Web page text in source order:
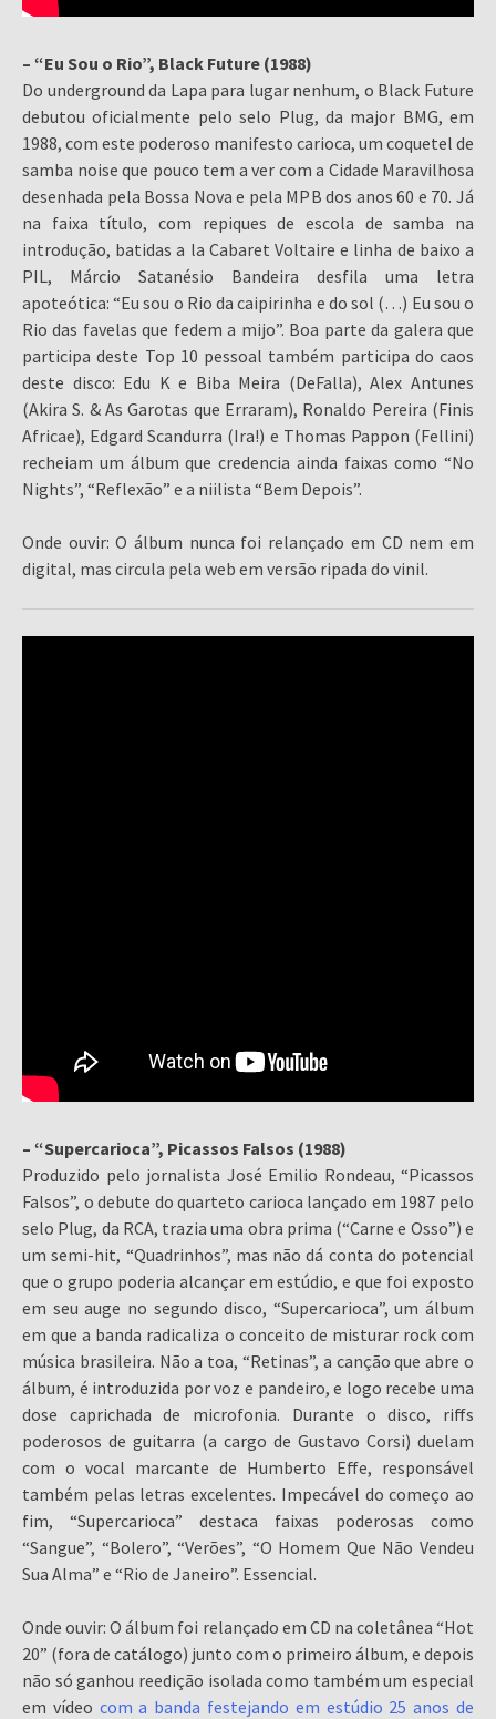
– “Eu Sou o Rio”, Black Future (1988)
Do underground da Lapa para lugar nenhum, o Black Future
debutou oficialmente pelo selo Plug, da major BMG, em
1988, com este poderoso manifesto carioca, um coquetel de
samba noise que pouco tem a ver com a Cidade Maravilhosa
desenhada pela Bossa Nova e pela MPB dos anos 60 e 70. Já
na faixa título, com repiques de escola de samba na
introdução, batidas a la Cabaret Voltaire e linha de baixo a
PIL, Márcio Satanésio Bandeira desfila uma letra
apoteótica: “Eu sou o Rio da caipirinha e do sol (…) Eu sou o
Rio das favelas que fedem a mijo”. Boa parte da galera que
participa deste Top 10 pessoal também participa do caos
deste disco: Edu K e Biba Meira (DeFalla), Alex Antunes
(Akira S. & As Garotas que Erraram), Ronaldo Pereira (Finis
Africae), Edgard Scandurra (Ira!) e Thomas Pappon (Fellini)
recheiam um álbum que credencia ainda faixas como “No
Nights”, “Reflexão” e a niilista “Bem Depois”.
Onde ouvir: O álbum nunca foi relançado em CD nem em
digital, mas circula pela web em versão ripada do vinil.
– “Supercarioca”, Picassos Falsos (1988)
Produzido pelo jornalista José Emilio Rondeau, “Picassos
Falsos”, o debute do quarteto carioca lançado em 1987 pelo
selo Plug, da RCA, trazia uma obra prima (“Carne e Osso”) e
um semi-hit, “Quadrinhos”, mas não dá conta do potencial
que o grupo poderia alcançar em estúdio, e que foi exposto
em seu auge no segundo disco, “Supercarioca”, um álbum
em que a banda radicaliza o conceito de misturar rock com
música brasileira. Não a toa, “Retinas”, a canção que abre o
álbum, é introduzida por voz e pandeiro, e logo recebe uma
dose caprichada de microfonia. Durante o disco, riffs
poderosos de guitarra (a cargo de Gustavo Corsi) duelam
com o vocal marcante de Humberto Effe, responsável
também pelas letras excelentes. Impecável do começo ao
fim, “Supercarioca” destaca faixas poderosas como
“Sangue”, “Bolero”, “Verões”, “O Homem Que Não Vendeu
Sua Alma” e “Rio de Janeiro”. Essencial.
Onde ouvir: O álbum foi relançado em CD na coletânea “Hot
20” (fora de catálogo) junto com o primeiro álbum, e depois
não só ganhou reedição isolada como também um especial
em vídeo com a banda festejando em estúdio 25 anos de